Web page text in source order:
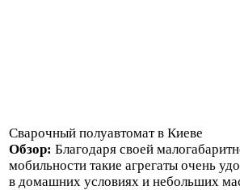
Сварочный полуавтомат в Киеве
Обзор: Благодаря своей
мобильности такие агрегаты очень
в домашних условиях и небольших